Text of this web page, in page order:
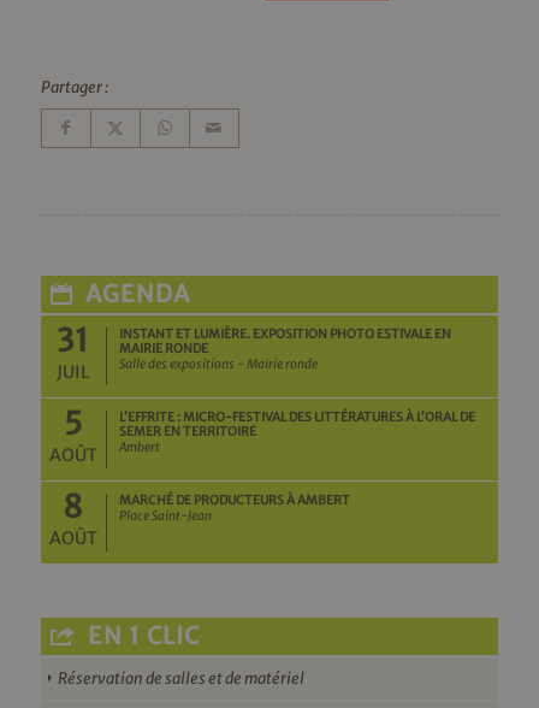
Partager :
AGENDA
31
JUIL
INSTANT ET LUMIÈRE. EXPOSITION PHOTO ESTIVALE EN
MAIRIE RONDE
Salle des expositions - Mairie ronde
5
AOÛT
L’EFFRITE : MICRO-FESTIVAL DES LITTÉRATURES À L’ORAL DE
SEMER EN TERRITOIRE
Ambert
8
AOÛT
MARCHÉ DE PRODUCTEURS À AMBERT
Place Saint-Jean
EN 1 CLIC
Réservation de salles et de matériel